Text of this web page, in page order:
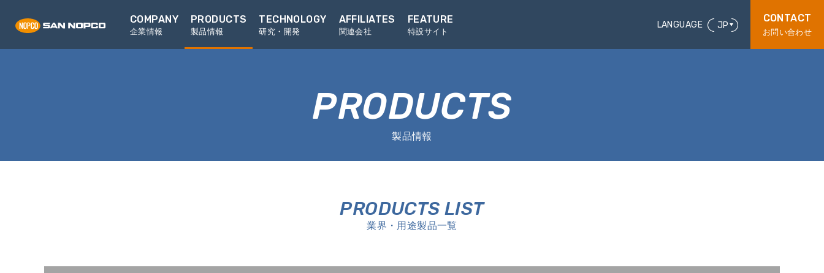
COMPANY
企業情報
PRODUCTS
製品情報
TECHNOLOGY
研究・開発
AFFILIATES
関連会社
FEATURE
特設サイト
LANGUAGE JP
CONTACT
お問い合わせ
PRODUCTS
製品情報
PRODUCTS LIST
業界・用途製品一覧